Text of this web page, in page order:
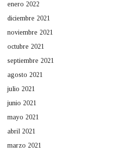
enero 2022
diciembre 2021
noviembre 2021
octubre 2021
septiembre 2021
agosto 2021
julio 2021
junio 2021
mayo 2021
abril 2021
marzo 2021